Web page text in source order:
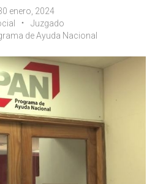
enero, 2024
Juzgado
de Ayuda Nacional